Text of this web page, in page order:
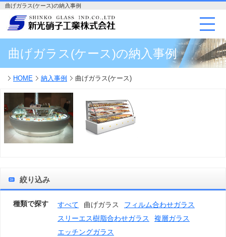
曲げガラス(ケース)の納入事例
曲げガラス(ケース)の納入事例
HOME 納入事例 曲げガラス(ケース)
絞り込み
種類で探す すべて 曲げガラス
フィルム合わせガラス
スリーエス樹脂合わせガラス
複層ガラス
エッチングガラス